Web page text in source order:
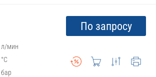
л/мин
°С
бар
По запросу